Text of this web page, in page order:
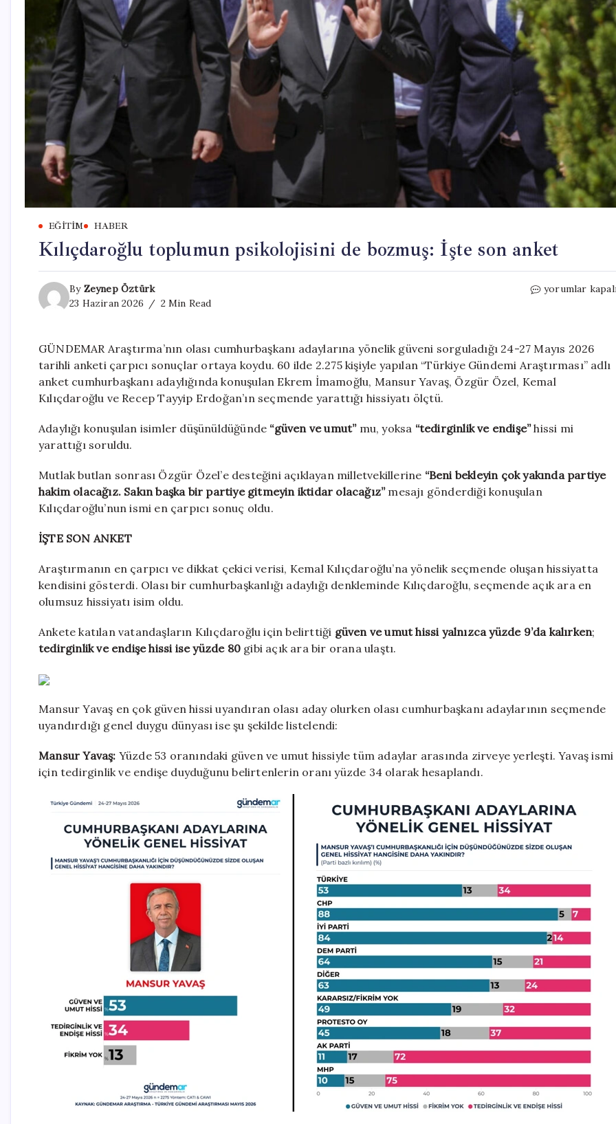
EĞITIM HABER
Kılıçdaroğlu toplumun psikolojisini de bozmuş: İşte son anket
By Zeynep Öztürk
23 Haziran 2026
2 Min Read
Kılıçdaroğlu
bozmuş:
İşte
son
anket
yorumlar
GÜNDEMAR Araştırma’nın olası cumhurbaşkanı adaylarına yönelik güveni sorguladığı 24-27 Mayıs 2026
tarihli anketi çarpıcı sonuçlar ortaya koydu. 60 ilde 2.275 kişiyle yapılan “Türkiye Gündemi Araştırması” adlı
anket cumhurbaşkanı adaylığında konuşulan Ekrem İmamoğlu, Mansur Yavaş, Özgür Özel, Kemal
Kılıçdaroğlu ve Recep Tayyip Erdoğan’ın seçmende yarattığı hissiyatı ölçtü.
Adaylığı konuşulan isimler düşünüldüğünde “güven ve umut”mu, yoksa “tedirginlik ve endişe”hissi mi
yarattığı soruldu.
Mutlak butlan sonrası Özgür Özel’e desteğini açıklayan milletvekillerine “Beni bekleyin çok yakında partiye
hakim olacağız. Sakın başka bir partiye gitmeyin iktidar olacağız”mesajı gönderdiği konuşulan
Kılıçdaroğlu’nun ismi en çarpıcı sonuç oldu.
İŞTE SON ANKET
Araştırmanın en çarpıcı ve dikkat çekici verisi, Kemal Kılıçdaroğlu’na yönelik seçmende oluşan hissiyatta
kendisini gösterdi. Olası bir cumhurbaşkanlığı adaylığı denkleminde Kılıçdaroğlu, seçmende açık ara en
olumsuz hissiyatı isim oldu.
Ankete katılan vatandaşların Kılıçdaroğlu için belirttiği güven ve umut hissi yalnızca yüzde 9’da kalırken;
tedirginlik ve endişe hissi ise yüzde 80 gibi açık ara bir orana ulaştı.
Mansur Yavaş en çok güven hissi uyandıran olası aday olurken olası cumhurbaşkanı adaylarının seçmende
uyandırdığı genel duygu dünyası ise şu şekilde listelendi:
Mansur Yavaş: Yüzde 53 oranındaki güven ve umut hissiyle tüm adaylar arasında zirveye yerleşti. Yavaş ismi
için tedirginlik ve endişe duyduğunu belirtenlerin oranı yüzde 34 olarak hesaplandı.